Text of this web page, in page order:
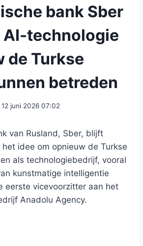
bank Sber
AI-technologie
de Turkse
betreden
12 juni 2026 07:02
van Rusland, Sber, blijft
idee om opnieuw de Turkse
als technologiebedrijf, vooral
kunstmatige intelligentie
eerste vicevoorzitter aan het
Anadolu Agency.